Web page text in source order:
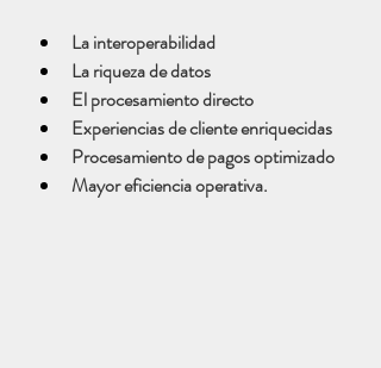
La interoperabilidad
La riqueza de datos
El procesamiento directo
Experiencias de cliente enriquecidas
Procesamiento de pagos optimizado
Mayor eficiencia operativa.